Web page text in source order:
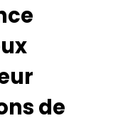
de